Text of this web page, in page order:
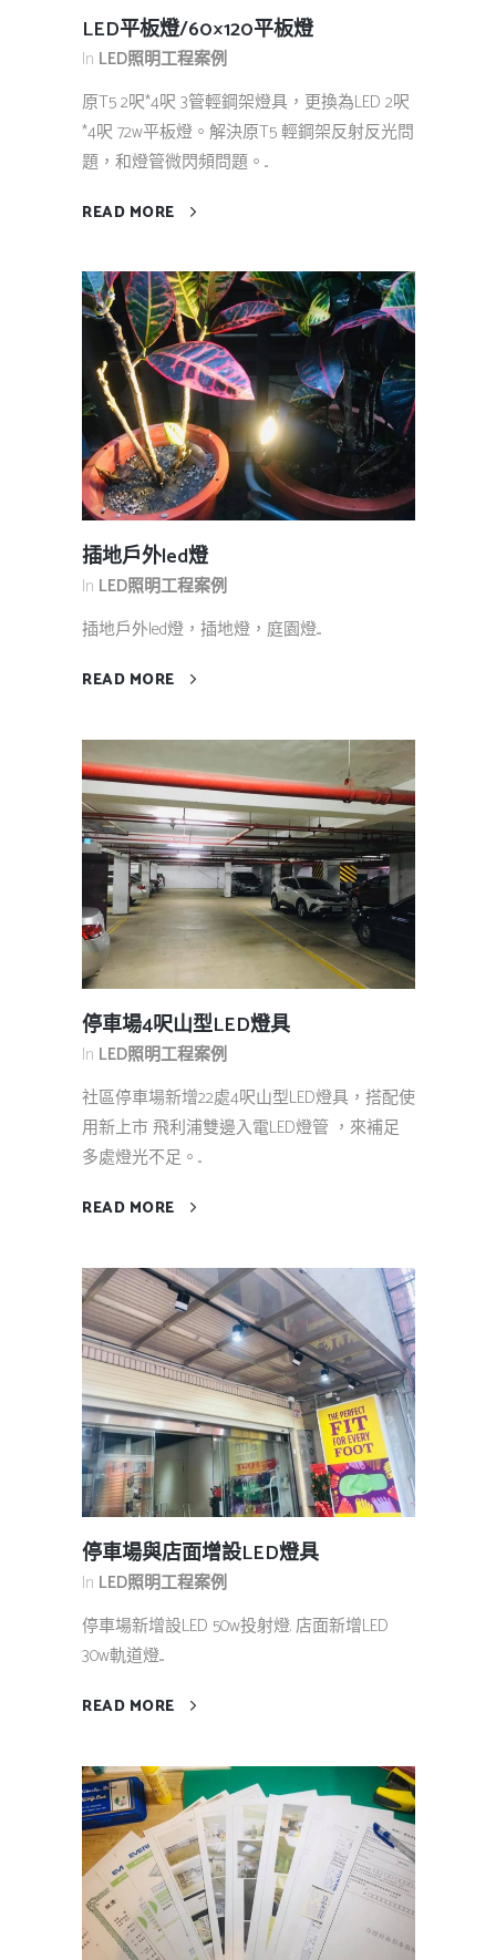
LED平板燈/60×120平板燈
In LED照明工程案例
原T5 2呎*4呎 3管輕鋼架燈具，更換為LED 2呎
*4呎 72w平板燈。解決原T5 輕鋼架反射反光問
題，和燈管微閃頻問題。...
READ MORE
插地戶外led燈
In LED照明工程案例
插地戶外led燈，插地燈，庭園燈....
READ MORE
停車場4呎山型LED燈具
In LED照明工程案例
社區停車場新增22處4呎山型LED燈具，搭配使
用新上市 飛利浦雙邊入電LED燈管 ，來補足
多處燈光不足。...
READ MORE
停車場與店面增設LED燈具
In LED照明工程案例
停車場新增設LED 50w投射燈. 店面新增LED
30w軌道燈....
READ MORE